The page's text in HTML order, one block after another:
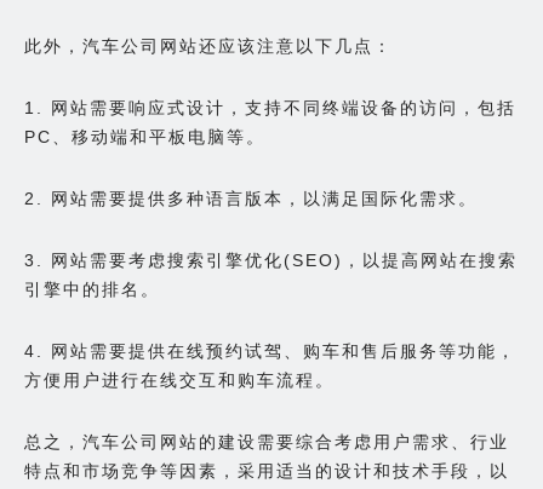
此外，汽车公司网站还应该注意以下几点：
1. 网站需要响应式设计，支持不同终端设备的访问，包括
PC、移动端和平板电脑等。
2. 网站需要提供多种语言版本，以满足国际化需求。
3. 网站需要考虑搜索引擎优化(SEO)，以提高网站在搜索
引擎中的排名。
4. 网站需要提供在线预约试驾、购车和售后服务等功能，
方便用户进行在线交互和购车流程。
总之，汽车公司网站的建设需要综合考虑用户需求、行业
特点和市场竞争等因素，采用适当的设计和技术手段，以